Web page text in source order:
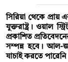
সিরিয়া থেকে প্রায়
যুক্তরাষ্ট্র। ওয়াল
প্রকাশিত
সম্পন্ন হবে। আল-
যাচাই করতে